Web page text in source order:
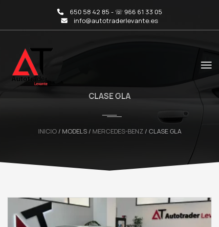
650 58 42 85 - ☏ 966 61 33 05
info@autotraderlevante.es
CLASE GLA
INICIO/ MODELS / MERCEDES-BENZ/ CLASE GLA